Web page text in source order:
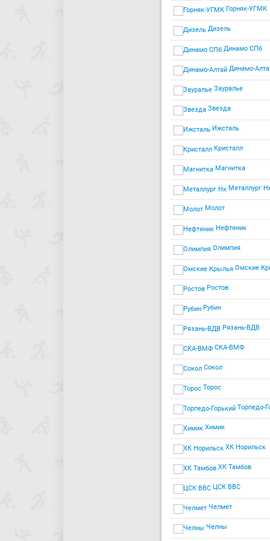
Горняк-УГМК
Дизель
Динамо СПб
Динамо-
Зауралье
Звезда
Ижсталь
Кристалл
Магнитка
Металлург
Молот
Нефтяник
Олимпия
Омские
Ростов
Рубин
Рязань-ВДВ
СКА-ВМФ
Сокол
Торос
Торпедо-
Химик
ХК Норильск
ХК Тамбов
ЦСК ВВС
Челмет
Челны